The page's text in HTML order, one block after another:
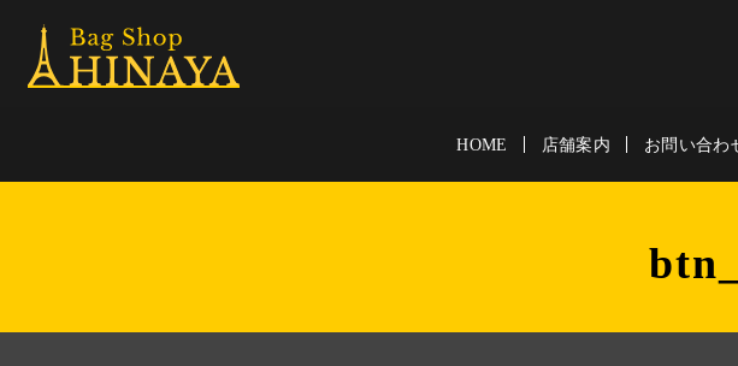
HOME 店舗案内 お問い合わ